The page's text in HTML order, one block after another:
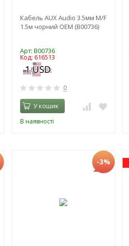
Кабель AUX Audio 3.5мм M/F
1.5м чорний OEM (B00736)
Арт: B00736
Код: 616513
0
У кошик
В наявності
-3%